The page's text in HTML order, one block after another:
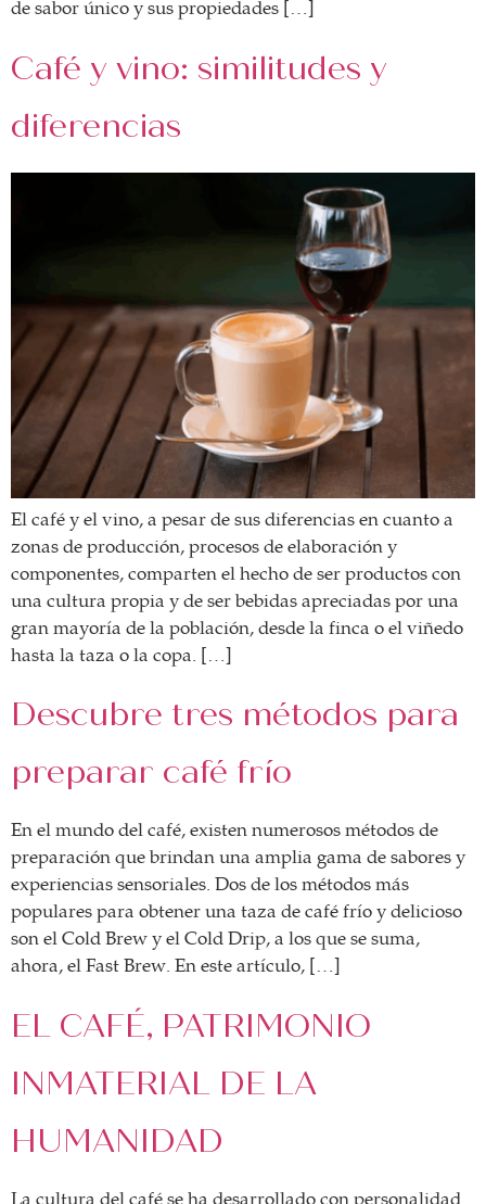
de sabor único y sus propiedades […]
Café y vino: similitudes y
diferencias
El café y el vino, a pesar de sus diferencias en cuanto a
zonas de producción, procesos de elaboración y
componentes, comparten el hecho de ser productos con
una cultura propia y de ser bebidas apreciadas por una
gran mayoría de la población, desde la finca o el viñedo
hasta la taza o la copa. […]
Descubre tres métodos para
preparar café frío
En el mundo del café, existen numerosos métodos de
preparación que brindan una amplia gama de sabores y
experiencias sensoriales. Dos de los métodos más
populares para obtener una taza de café frío y delicioso
son el Cold Brew y el Cold Drip, a los que se suma,
ahora, el Fast Brew. En este artículo, […]
EL CAFÉ, PATRIMONIO
INMATERIAL DE LA
HUMANIDAD